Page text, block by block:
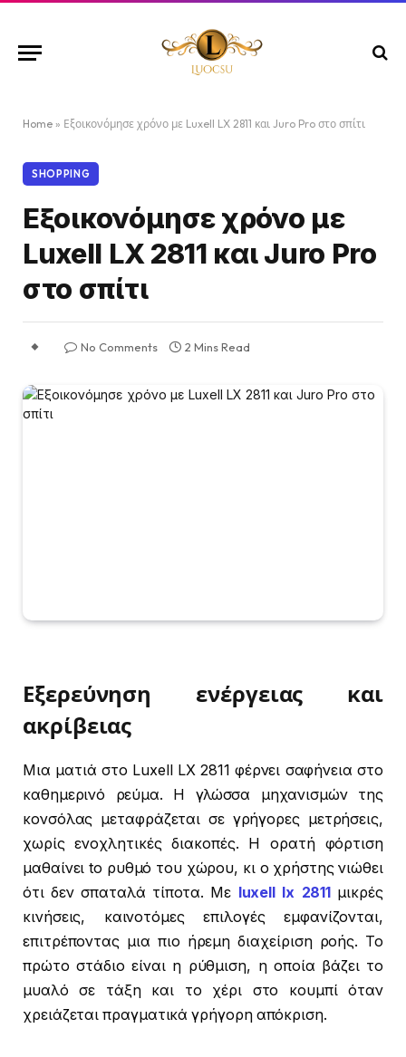
Home » Εξοικονόμησε χρόνο με Luxell LX 2811 και Juro Pro στο σπίτι
SHOPPING
Εξοικονόμησε χρόνο με
Luxell LX 2811 και Juro Pro
στο σπίτι
No Comments 2 Mins Read
Εξερεύνηση ενέργειας και
ακρίβειας
Μια ματιά στο Luxell LX 2811 φέρνει σαφήνεια στο
καθημερινό ρεύμα. Η γλώσσα μηχανισμών της
κονσόλας μεταφράζεται σε γρήγορες μετρήσεις,
χωρίς ενοχλητικές διακοπές. Η ορατή φόρτιση
μαθαίνει to ρυθμό του χώρου, κι ο χρήστης νιώθει
ότι δεν σπαταλά τίποτα. Με
luxell lx 2811 μικρές
κινήσεις, καινοτόμες επιλογές εμφανίζονται,
επιτρέποντας μια πιο ήρεμη διαχείριση ροής. Το
πρώτο στάδιο είναι η ρύθμιση, η οποία βάζει το
μυαλό σε τάξη και το χέρι στο κουμπί όταν
χρειάζεται πραγματικά γρήγορη απόκριση.